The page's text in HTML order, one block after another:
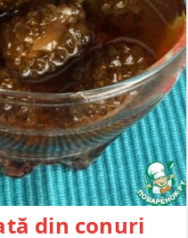
din conuri